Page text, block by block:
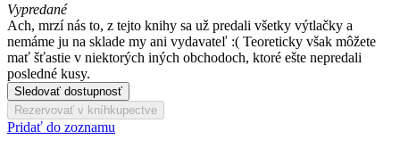
Vypredané
Ach, mrzí nás to, z tejto knihy sa už predali všetky výtlačky a
nemáme ju na sklade my ani vydavateľ :( Teoreticky však môžete
mať šťastie v niektorých iných obchodoch, ktoré ešte nepredali
posledné kusy.
Sledovať dostupnosť
Rezervovať v kníhkupectve
Pridať do zoznamu